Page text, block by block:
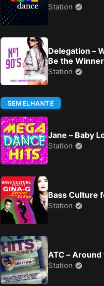
Station
Delegation –
Be the Winner
Station
SEMELHANTE
Jane – Baby
Station
Bass Culture
Station
ATC –
Station